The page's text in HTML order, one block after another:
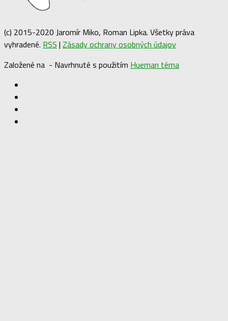
(c) 2015-2020 Jaromír Miko, Roman Lipka. Všetky práva
vyhradené. RSS | Zásady ochrany osobných údajov
Založené na - Navrhnuté s použitím Hueman téma